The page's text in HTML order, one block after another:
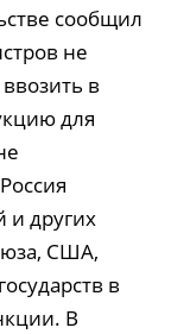
сообщил
не
в
для
и других
США,
в
В